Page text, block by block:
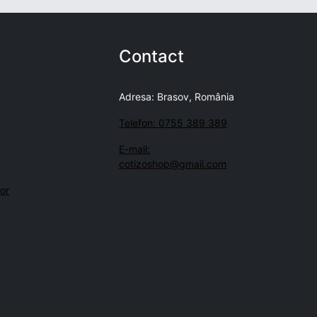
Contact
Adresa: Brasov, România
Telefon: 0755 389 389
E-mail:
cotizoshop@gmail.com